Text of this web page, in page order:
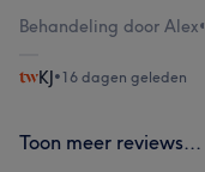
Behandeling door Alex•
KJ•16 dagen geleden
Toon meer reviews...